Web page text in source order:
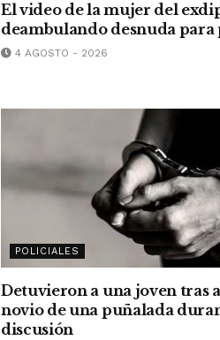
El video de la mujer del
deambulando desnuda
4 AGOSTO - 2026
POLICIALES
Detuvieron a una joven tras
novio de una puñalada
discusión